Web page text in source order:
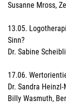
Susanne Mross,
13.05.
Sinn?
Dr. Sabine
17.06.
Dr. Sandra
Billy Wasmuth,